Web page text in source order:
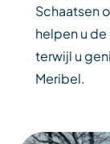
Schaatsen
helpen u
terwijl u
Meribel.